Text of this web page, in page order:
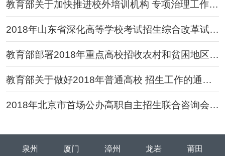
教育部关于加快推进校外培训机构 专项治理工作通
知全文
2018年山东省深化高等学校考试招生综合改革试点
方案全文
教育部部署2018年重点高校招收农村和贫困地区学
生工作
教育部关于做好2018年普通高校 招生工作的通知
全文
2018年北京市首场公办高职自主招生联合咨询会召
开
泉州 厦门 漳州 龙岩 莆田